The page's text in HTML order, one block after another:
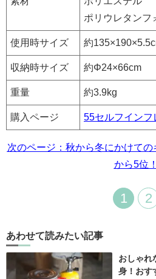
ポリウレタンフ
使用時サイズ 約
収納時サイズ 約Φ24×66cm
重量 約3.9kg
購入ページ 55セルフイン
次のページ：秋から冬にかけて
から5位！
1 2
あわせて読みたい記事
おしゃれ
身！おす